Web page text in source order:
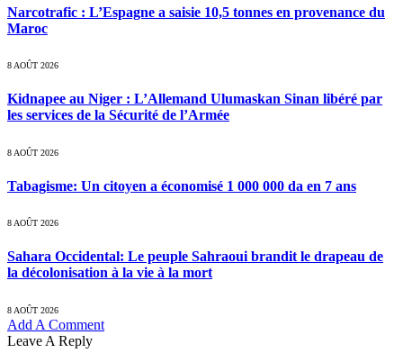
Narcotrafic : L’Espagne a saisie 10,5 tonnes en provenance du
Maroc
8 AOÛT 2026
Kidnapee au Niger : L’Allemand Ulumaskan Sinan libéré par
les services de la Sécurité de l’Armée
8 AOÛT 2026
Tabagisme: Un citoyen a économisé 1 000 000 da en 7 ans
8 AOÛT 2026
Sahara Occidental: Le peuple Sahraoui brandit le drapeau de
la décolonisation à la vie à la mort
8 AOÛT 2026
Add A Comment
Leave A Reply